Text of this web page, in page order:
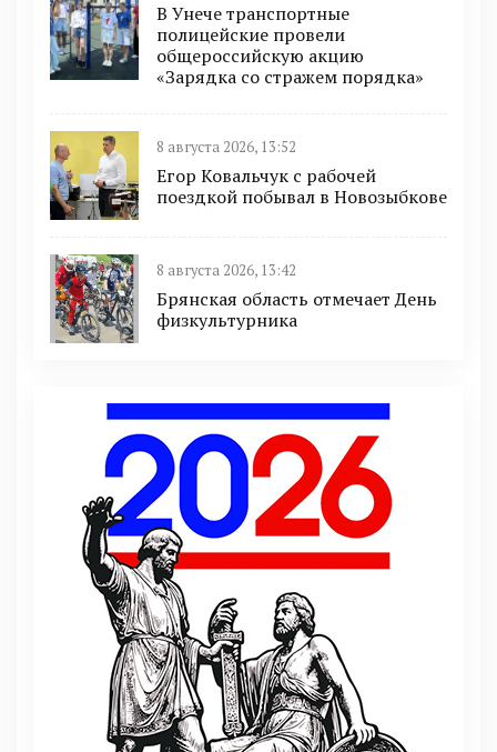
В Унече транспортные
полицейские провели
общероссийскую акцию
«Зарядка со стражем порядка»
8 августа 2026, 13:52
Егор Ковальчук с рабочей
поездкой побывал в Новозыбкове
8 августа 2026, 13:42
Брянская область отмечает День
физкультурника